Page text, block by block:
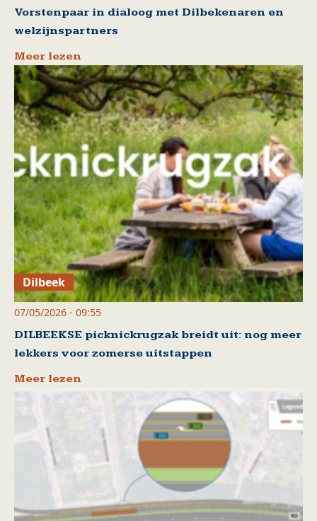
Vorstenpaar in dialoog met Dilbekenaren en
welzijnspartners
Meer lezen
Dilbeek
07/05/2026 - 09:55
DILBEEKSE picknickrugzak breidt uit: nog meer
lekkers voor zomerse uitstappen
Meer lezen